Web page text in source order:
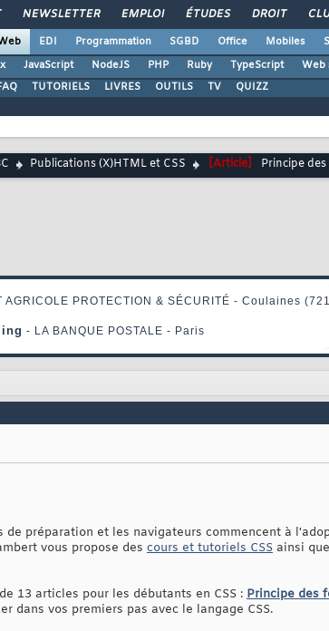
NEWSLETTER EMPLOI ÉTUDES DROIT
EDI Programmation SGBD Office Mobiles
JavaScript NodeJS PHP Ruby TypeScript Web
TUTORIELS LIVRES OUTILS TV QUIZZ
Publications (X)HTML et CSS [Article] Principe
de préparation et les navigateurs commencent à
vous propose des cours et tutoriels CSS ainsi
13 articles pour les débutants en CSS : Principe des
dans vos premiers pas avec le langage CSS.